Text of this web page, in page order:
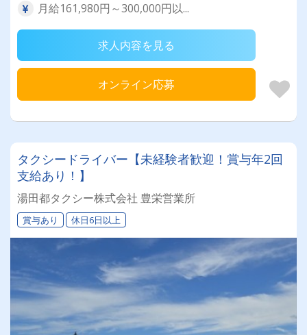
月給161,980円～300,000円以...
求人内容を見る
オンライン応募
タクシードライバー【未経験者歓迎！賞与年2回
支給あり！】
湯田都タクシー株式会社 豊栄営業所
賞与あり 休日6日以上